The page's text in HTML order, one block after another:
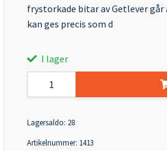
frystorkade bitar av Getlever
kan ges precis som d
I lager
Lagersaldo: 28
Artikelnummer: 1413